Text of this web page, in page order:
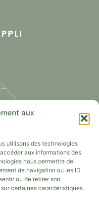
aux
utilisons des technologies
aux informations des
nous permettra de
de navigation ou les ID
ou de retirer son
certaines caractéristiques